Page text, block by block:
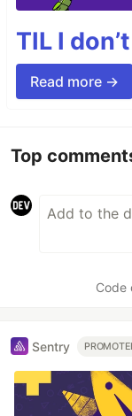
TIL I
Read more →
Top
Code
Sentry